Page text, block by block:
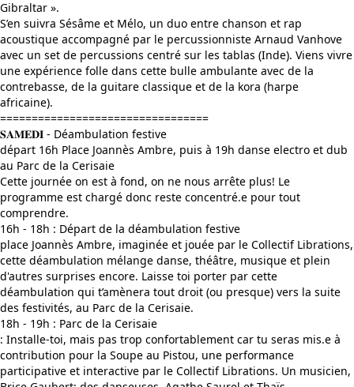
Gibraltar ».
S’en suivra Sésâme et Mélo, un duo entre chanson et rap
acoustique accompagné par le percussionniste Arnaud Vanhove
avec un set de percussions centré sur les tablas (Inde). Viens vivre
une expérience folle dans cette bulle ambulante avec de la
contrebasse, de la guitare classique et de la kora (harpe
africaine).
=================================
𝐒𝐀𝐌𝐄𝐃𝐈 - Déambulation festive
départ 16h Place Joannès Ambre, puis à 19h danse electro et dub
au Parc de la Cerisaie
Cette journée on est à fond, on ne nous arrête plus! Le
programme est chargé donc reste concentré.e pour tout
comprendre.
16h - 18h : Départ de la déambulation festive
place Joannès Ambre, imaginée et jouée par le Collectif Librations,
cette déambulation mélange danse, théâtre, musique et plein
d'autres surprises encore. Laisse toi porter par cette
déambulation qui t’amènera tout droit (ou presque) vers la suite
des festivités, au Parc de la Cerisaie.
18h - 19h : Parc de la Cerisaie
: Installe-toi, mais pas trop confortablement car tu seras mis.e à
contribution pour la Soupe au Pistou, une performance
participative et interactive par le Collectif Librations. Un musicien,